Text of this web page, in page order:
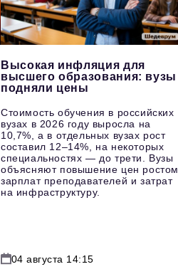
Высокая инфляция для
высшего образования: вузы
подняли цены
Стоимость обучения в российских
вузах в 2026 году выросла на
10,7%, а в отдельных вузах рост
составил 12–14%, на некоторых
специальностях — до трети. Вузы
объясняют повышение цен ростом
зарплат преподавателей и затрат
на инфраструктуру.
04 августа 14:15